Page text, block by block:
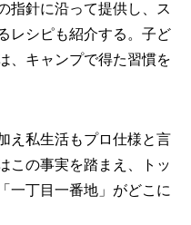
指針に沿って提供し、ス
レシピも紹介する。子ど
、キャンプで得た習慣を
え私生活もプロ仕様と言
この事実を踏まえ、トッ
一丁目一番地」がどこに